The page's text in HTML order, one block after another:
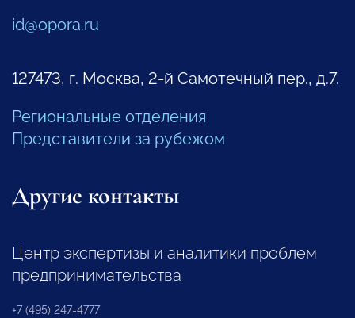
id@opora.ru
127473, г. Москва, 2-й Самотечный пер., д.7.
Региональные отделения
Представители за рубежом
Другие контакты
Центр экспертизы и аналитики проблем
предпринимательства
+7 (495) 247-4777